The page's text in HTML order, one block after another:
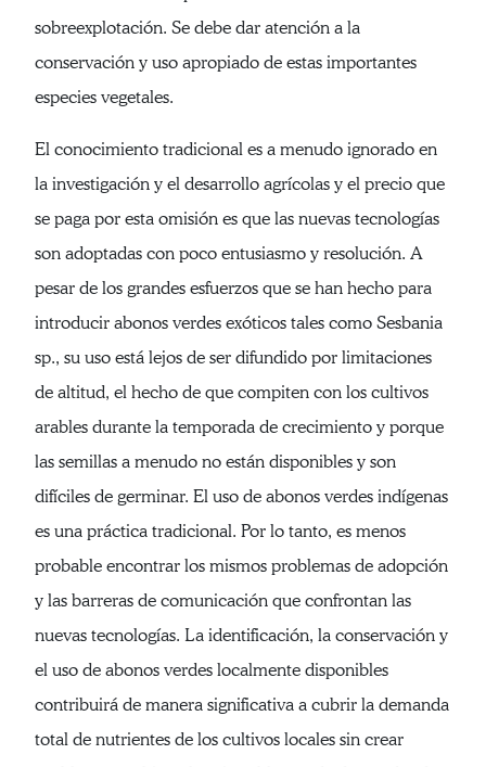
sobreexplotación. Se debe dar atención a la
conservación y uso apropiado de estas importantes
especies vegetales.
El conocimiento tradicional es a menudo ignorado en
la investigación y el desarrollo agrícolas y el precio que
se paga por esta omisión es que las nuevas tecnologías
son adoptadas con poco entusiasmo y resolución. A
pesar de los grandes esfuerzos que se han hecho para
introducir abonos verdes exóticos tales como Sesbania
sp., su uso está lejos de ser difundido por limitaciones
de altitud, el hecho de que compiten con los cultivos
arables durante la temporada de crecimiento y porque
las semillas a menudo no están disponibles y son
difíciles de germinar. El uso de abonos verdes indígenas
es una práctica tradicional. Por lo tanto, es menos
probable encontrar los mismos problemas de adopción
y las barreras de comunicación que confrontan las
nuevas tecnologías. La identificación, la conservación y
el uso de abonos verdes localmente disponibles
contribuirá de manera significativa a cubrir la demanda
total de nutrientes de los cultivos locales sin crear